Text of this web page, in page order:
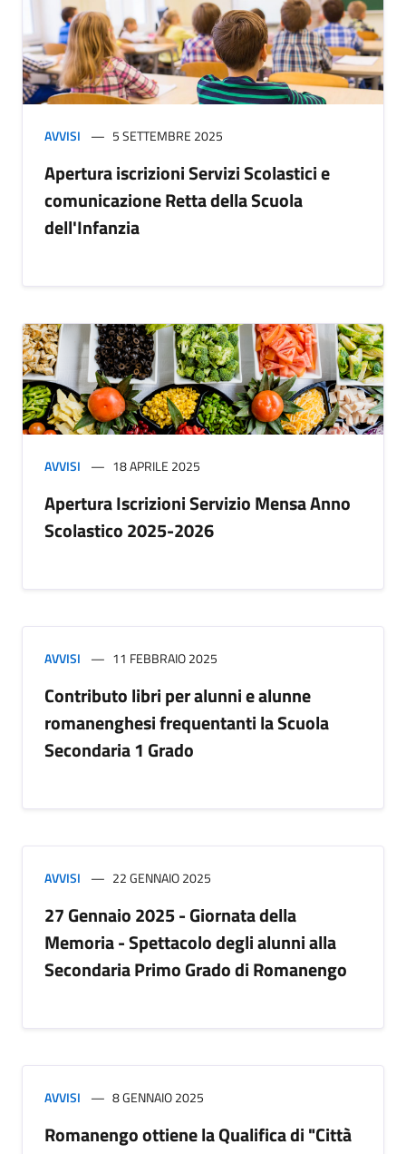
AVVISI 5 SETTEMBRE 2025
Apertura iscrizioni Servizi Scolastici e
comunicazione Retta della Scuola
dell'Infanzia
AVVISI 18 APRILE 2025
Apertura Iscrizioni Servizio Mensa Anno
Scolastico 2025-2026
AVVISI 11 FEBBRAIO 2025
Contributo libri per alunni e alunne
romanenghesi frequentanti la Scuola
Secondaria 1 Grado
AVVISI 22 GENNAIO 2025
27 Gennaio 2025 - Giornata della
Memoria - Spettacolo degli alunni alla
Secondaria Primo Grado di Romanengo
AVVISI 8 GENNAIO 2025
Romanengo ottiene la Qualifica di "Città